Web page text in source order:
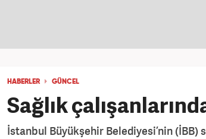
HABERLER GÜNCEL
Sağlık
İstanbul Büyükşehir Belediyesi’nin (İBB)